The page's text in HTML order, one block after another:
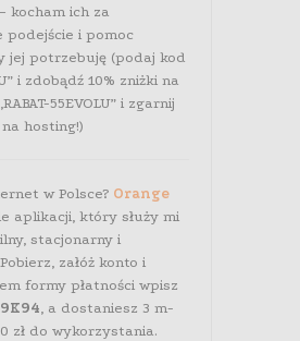
kocham ich za
podejście i pomoc
jej potrzebuję (podaj kod
i zdobądź 10% zniżki na
55EVOLU” i zgarnij
na hosting!)
w Polsce? Orange
aplikacji, który służy mi
stacjonarny i
załóż konto i
formy płatności wpisz
, a dostaniesz 3 m-
zł do wykorzystania.